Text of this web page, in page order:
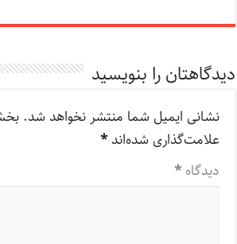
دیدگاهتان را بنویسید
نشانی ایمیل شما منتشر نخواهد شد.
علامت‌گذاری شده‌اند*
دیدگاه*